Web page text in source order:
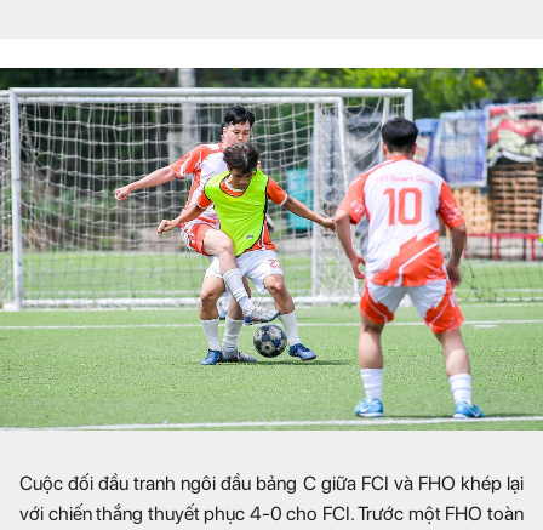
Cuộc đối đầu tranh ngôi đầu bảng C giữa FCI và FHO khép lại
với chiến thắng thuyết phục 4-0 cho FCI. Trước một FHO toàn